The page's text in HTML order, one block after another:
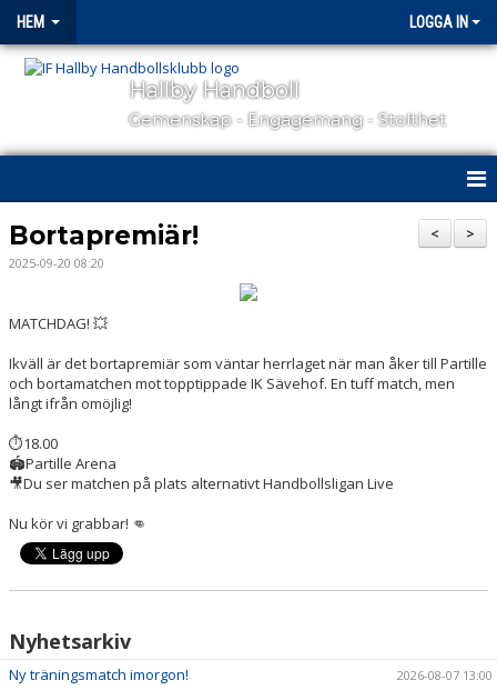
HEM LOGGA IN
Hallby Handboll
Gemenskap - Engagemang - Stolthet
HEM
HALLBY I SAMHÄLLET
GÅ PÅ MATCH
OM KLUBBEN
KONTAKT
SAMARBETSPARTNERS
NYHETER
KALENDER
KLUBBSHOP
>
<
Bortapremiär!
2025-09-20 08:20
MATCHDAG! 💥
Ikväll är det bortapremiär som väntar herrlaget när man åker till Partille
och bortamatchen mot topptippade IK Sävehof. En tuff match, men
långt ifrån omöjlig!
⏱18.00
🏟Partille Arena
🎥Du ser matchen på plats alternativt Handbollsligan Live
Nu kör vi grabbar! 👊
Nyhetsarkiv
Ny träningsmatch imorgon! 2026-08-07 13:00